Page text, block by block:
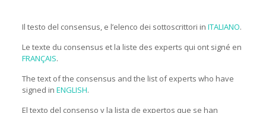
Il testo del consensus, e l’elenco dei sottoscrittori in ITALIANO.
Le texte du consensus et la liste des experts qui ont signé en
FRANÇAIS.
The text of the consensus and the list of experts who have
signed in ENGLISH.
El texto del consenso y la lista de expertos que se han